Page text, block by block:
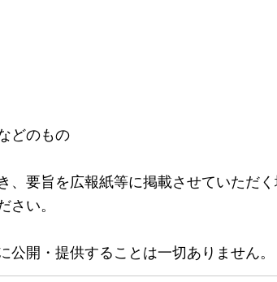
どのもの
要旨を広報紙等に掲載させていただ
さい。
開・提供することは一切ありません。